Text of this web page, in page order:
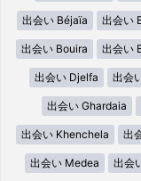
出会い Béjaïa 出会い
出会い Bouira 出会い
出会い Djelfa 出会
出会い Ghardaia
出会い Khenchela 出
出会い Medea 出会